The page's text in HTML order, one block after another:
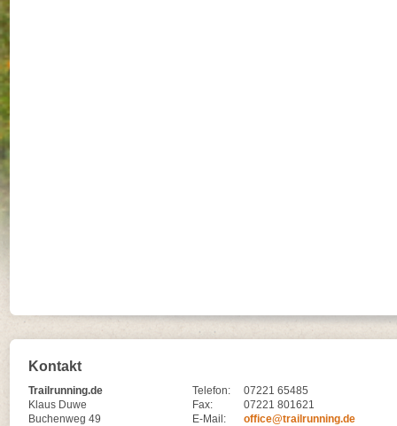
Kontakt
Trailrunning.de
Klaus Duwe
Buchenweg 49
Telefon:
07221 65485
Fax:
07221 801621
E-Mail:
office@trailrunning.de